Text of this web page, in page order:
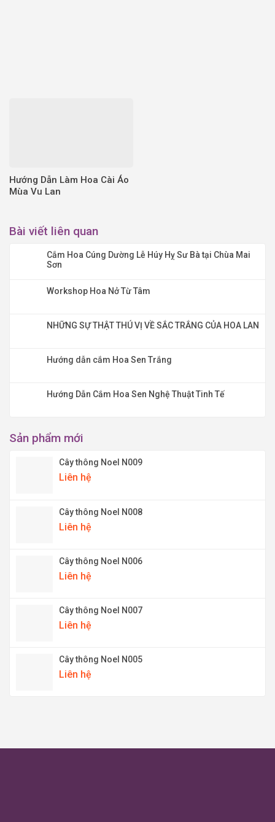
Hướng Dẫn Làm Hoa Cài Áo
Mùa Vu Lan
Bài viết liên quan
Cắm Hoa Cúng Dường Lễ Húy Hỵ Sư Bà tại Chùa Mai
Sơn
Workshop Hoa Nở Từ Tâm
NHỮNG SỰ THẬT THÚ VỊ VỀ SẮC TRẮNG CỦA HOA LAN
Hướng dẫn cắm Hoa Sen Trắng
Hướng Dẫn Cắm Hoa Sen Nghệ Thuật Tinh Tế
Sản phẩm mới
Cây thông Noel N009
Liên hệ
Cây thông Noel N008
Liên hệ
Cây thông Noel N006
Liên hệ
Cây thông Noel N007
Liên hệ
Cây thông Noel N005
Liên hệ